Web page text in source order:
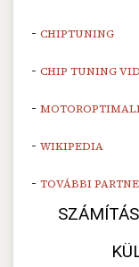
- CHIPTUNING
- CHIP TUNING
-
- WIKIPEDIA
- TOVÁBBI